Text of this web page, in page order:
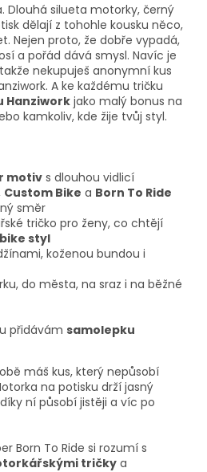
Dlouhá silueta motorky, černý
dělají z tohohle kousku něco,
Nejen proto, že dobře vypadá,
a pořád dává smysl. Navíc je
nekupuješ anonymní kus
A ke každému tričku
Hanziwork jako malý bonus na
kamkoliv, kde žije tvůj styl.
motiv s dlouhou vidlicí
Custom Bike a Born To Ride
směr
tričko pro ženy, co chtějí
styl
koženou bundou i
do města, na sraz i na běžné
přidávám samolepku
máš kus, který nepůsobí
na potisku drží jasný
ní působí jistěji a víc po
Born To Ride si rozumí s
tričkya